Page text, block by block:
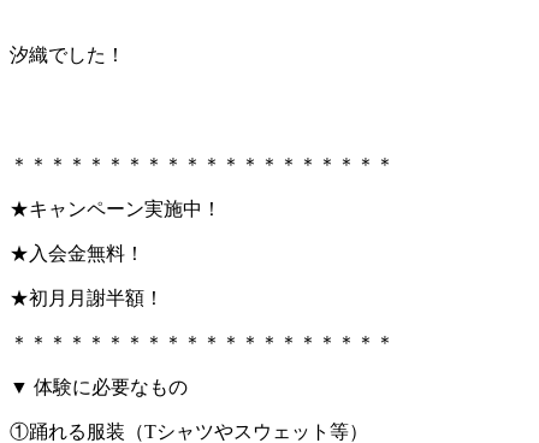
汐織でした！
＊＊＊＊＊＊＊＊＊＊＊＊＊＊＊＊＊＊＊＊
★キャンペーン実施中！
★入会金無料！
★初月月謝半額！
＊＊＊＊＊＊＊＊＊＊＊＊＊＊＊＊＊＊＊＊
▼ 体験に必要なもの
①踊れる服装（Tシャツやスウェット等）